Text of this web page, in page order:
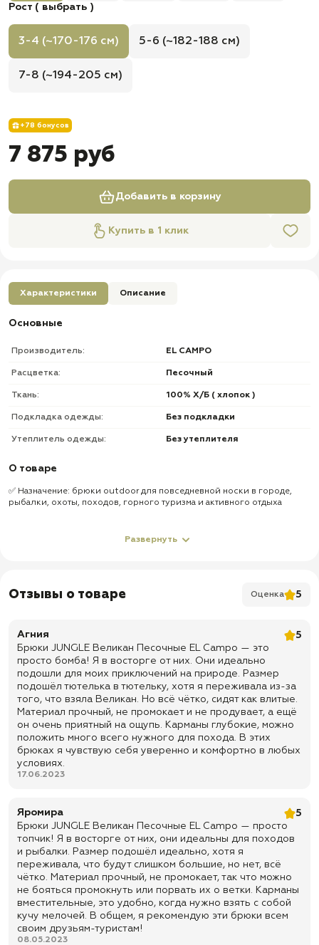
Рост ( выбрать )
3-4 (~170-176 см) 5-6 (~182-188 см)
7-8 (~194-205 см)
+78 бонусов
7 875 руб
Добавить в корзину
Купить в 1 клик
Характеристики Описание
Основные
Производитель: EL CAMPO
Расцветка: Песочный
Ткань: 100% Х/Б ( хлопок )
Подкладка одежды: Без подкладки
Утеплитель одежды: Без утеплителя
О товаре
✅ Назначение: брюки outdoor для повседневной носки в городе,
рыбалки, охоты, походов, горного туризма и активного отдыха
✅ Застежка: ширинка на молнии с ветрозащитной планкой на двух
✅ Пояс: утягивающая резинка сзади
✅ Регулировка пояса: утяжки с обеих сторон, регулировка
примерно на ±1 размер
✅ Шлевки: под ремень шириной до 5 см
✅ Количество карманов: 5 карманов
✅ Боковые карманы: 2 прорезных кармана на молнии
✅ Задний карман: 1 карман на молнии
✅ Дополнительная фиксация: утягивающие резинки на сгибе колена
✅ Цвет: песочный
✅ Размерная категория: Великан — большие размеры для крупной
фигуры
✅ Назначение: брюки El Campo Джангл ( Jungle ) Великан Песочные
для города, рыбалки, охоты, туризма, походов, леса, горной
местности и активной носки
Развернуть
Отзывы о товаре Оценка 5
Агния
5
Брюки JUNGLE Великан Песочные EL Campo — это
просто бомба! Я в восторге от них. Они идеально
подошли для моих приключений на природе. Размер
подошёл тютелька в тютельку, хотя я переживала из-за
того, что взяла Великан. Но всё чётко, сидят как влитые.
Материал прочный, не промокает и не продувает, а ещё
он очень приятный на ощупь. Карманы глубокие, можно
положить много всего нужного для похода. В этих
брюках я чувствую себя уверенно и комфортно в любых
условиях.
17.06.2023
Яромира
5
Брюки JUNGLE Великан Песочные EL Campo — просто
топчик! Я в восторге от них, они идеальны для походов
и рыбалки. Размер подошёл идеально, хотя я
переживала, что будут слишком большие, но нет, всё
чётко. Материал прочный, не промокает, так что можно
не бояться промокнуть или порвать их о ветки. Карманы
вместительные, это удобно, когда нужно взять с собой
кучу мелочей. В общем, я рекомендую эти брюки всем
своим друзьям-туристам!
08.05.2023